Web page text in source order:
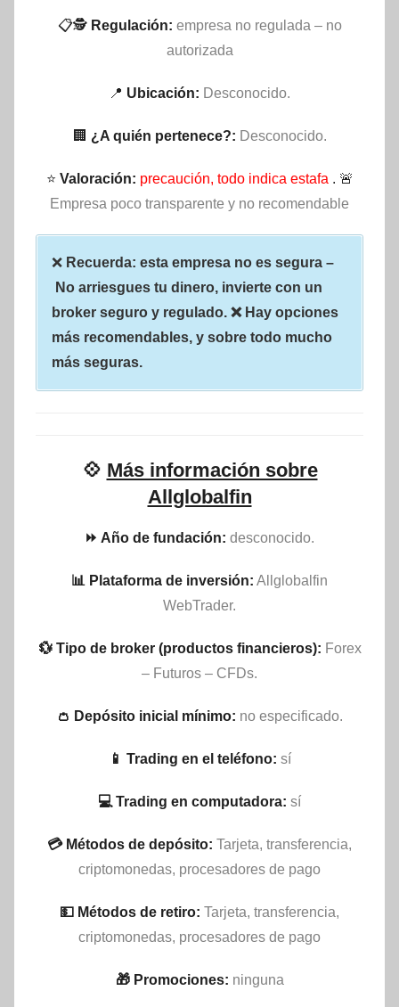
📋🕵 Regulación: empresa no regulada – no
autorizada
📍 Ubicación: Desconocido.
🏢 ¿A quién pertenece?: Desconocido.
⭐ Valoración: precaución, todo indica estafa . 🚨
Empresa poco transparente y no recomendable
❌ Recuerda: esta empresa no es segura –
No arriesgues tu dinero, invierte con un
broker seguro y regulado. ❌ Hay opciones
más recomendables, y sobre todo mucho
más seguras.
💠 Más información sobre
Allglobalfin
⏩ Año de fundación: desconocido.
📊 Plataforma de inversión: Allglobalfin
WebTrader.
💱 Tipo de broker (productos financieros): Forex
– Futuros – CFDs.
👛 Depósito inicial mínimo: no especificado.
📱 Trading en el teléfono: sí
💻 Trading en computadora: sí
💳 Métodos de depósito: Tarjeta, transferencia,
criptomonedas, procesadores de pago
💵​ Métodos de retiro: Tarjeta, transferencia,
criptomonedas, procesadores de pago
🎁 Promociones: ninguna